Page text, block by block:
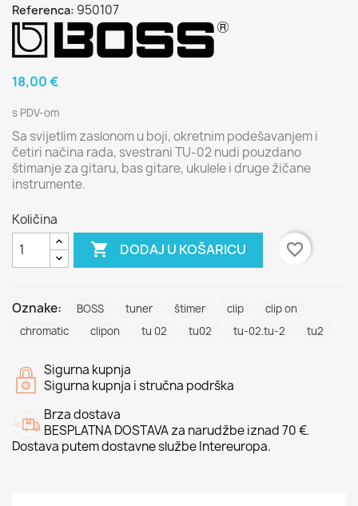
Referenca: 950107
18,00 €
s PDV-om
Sa svijetlim zaslonom u boji, okretnim podešavanjem i
četiri načina rada, svestrani TU-02 nudi pouzdano
štimanje za gitaru, bas gitare, ukulele i druge žičane
instrumente.
Količina
 DODAJ U KOŠARICU favorite_border
Oznake: BOSS tuner štimer clip
clip on
chromatic
clipon tu 02 tu02 tu-02.tu-2 tu2
Sigurna kupnja
Sigurna kupnja i stručna podrška
Brza dostava
BESPLATNA DOSTAVA za narudžbe iznad 70 €.
Dostava putem dostavne službe Intereuropa.